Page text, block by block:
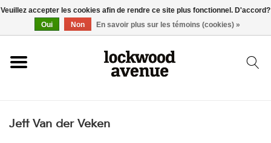
ACCUEIL
NOUVEAU
Jeff Van der Veken
Veuillez accepter les cookies afin de rendre ce site plus fonctionnel. D'accord?
Oui
Non En savoir plus sur les témoins (cookies) »